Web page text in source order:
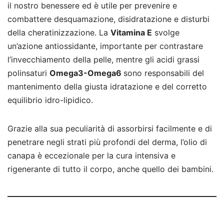
il nostro benessere ed è utile per prevenire e
combattere desquamazione, disidratazione e disturbi
della cheratinizzazione. La Vitamina E svolge
un’azione antiossidante, importante per contrastare
l’invecchiamento della pelle, mentre gli acidi grassi
polinsaturi Omega3-Omega6 sono responsabili del
mantenimento della giusta idratazione e del corretto
equilibrio idro-lipidico.
Grazie alla sua peculiarità di assorbirsi facilmente e di
penetrare negli strati più profondi del derma, l’olio di
canapa è eccezionale per la cura intensiva e
rigenerante di tutto il corpo, anche quello dei bambini.